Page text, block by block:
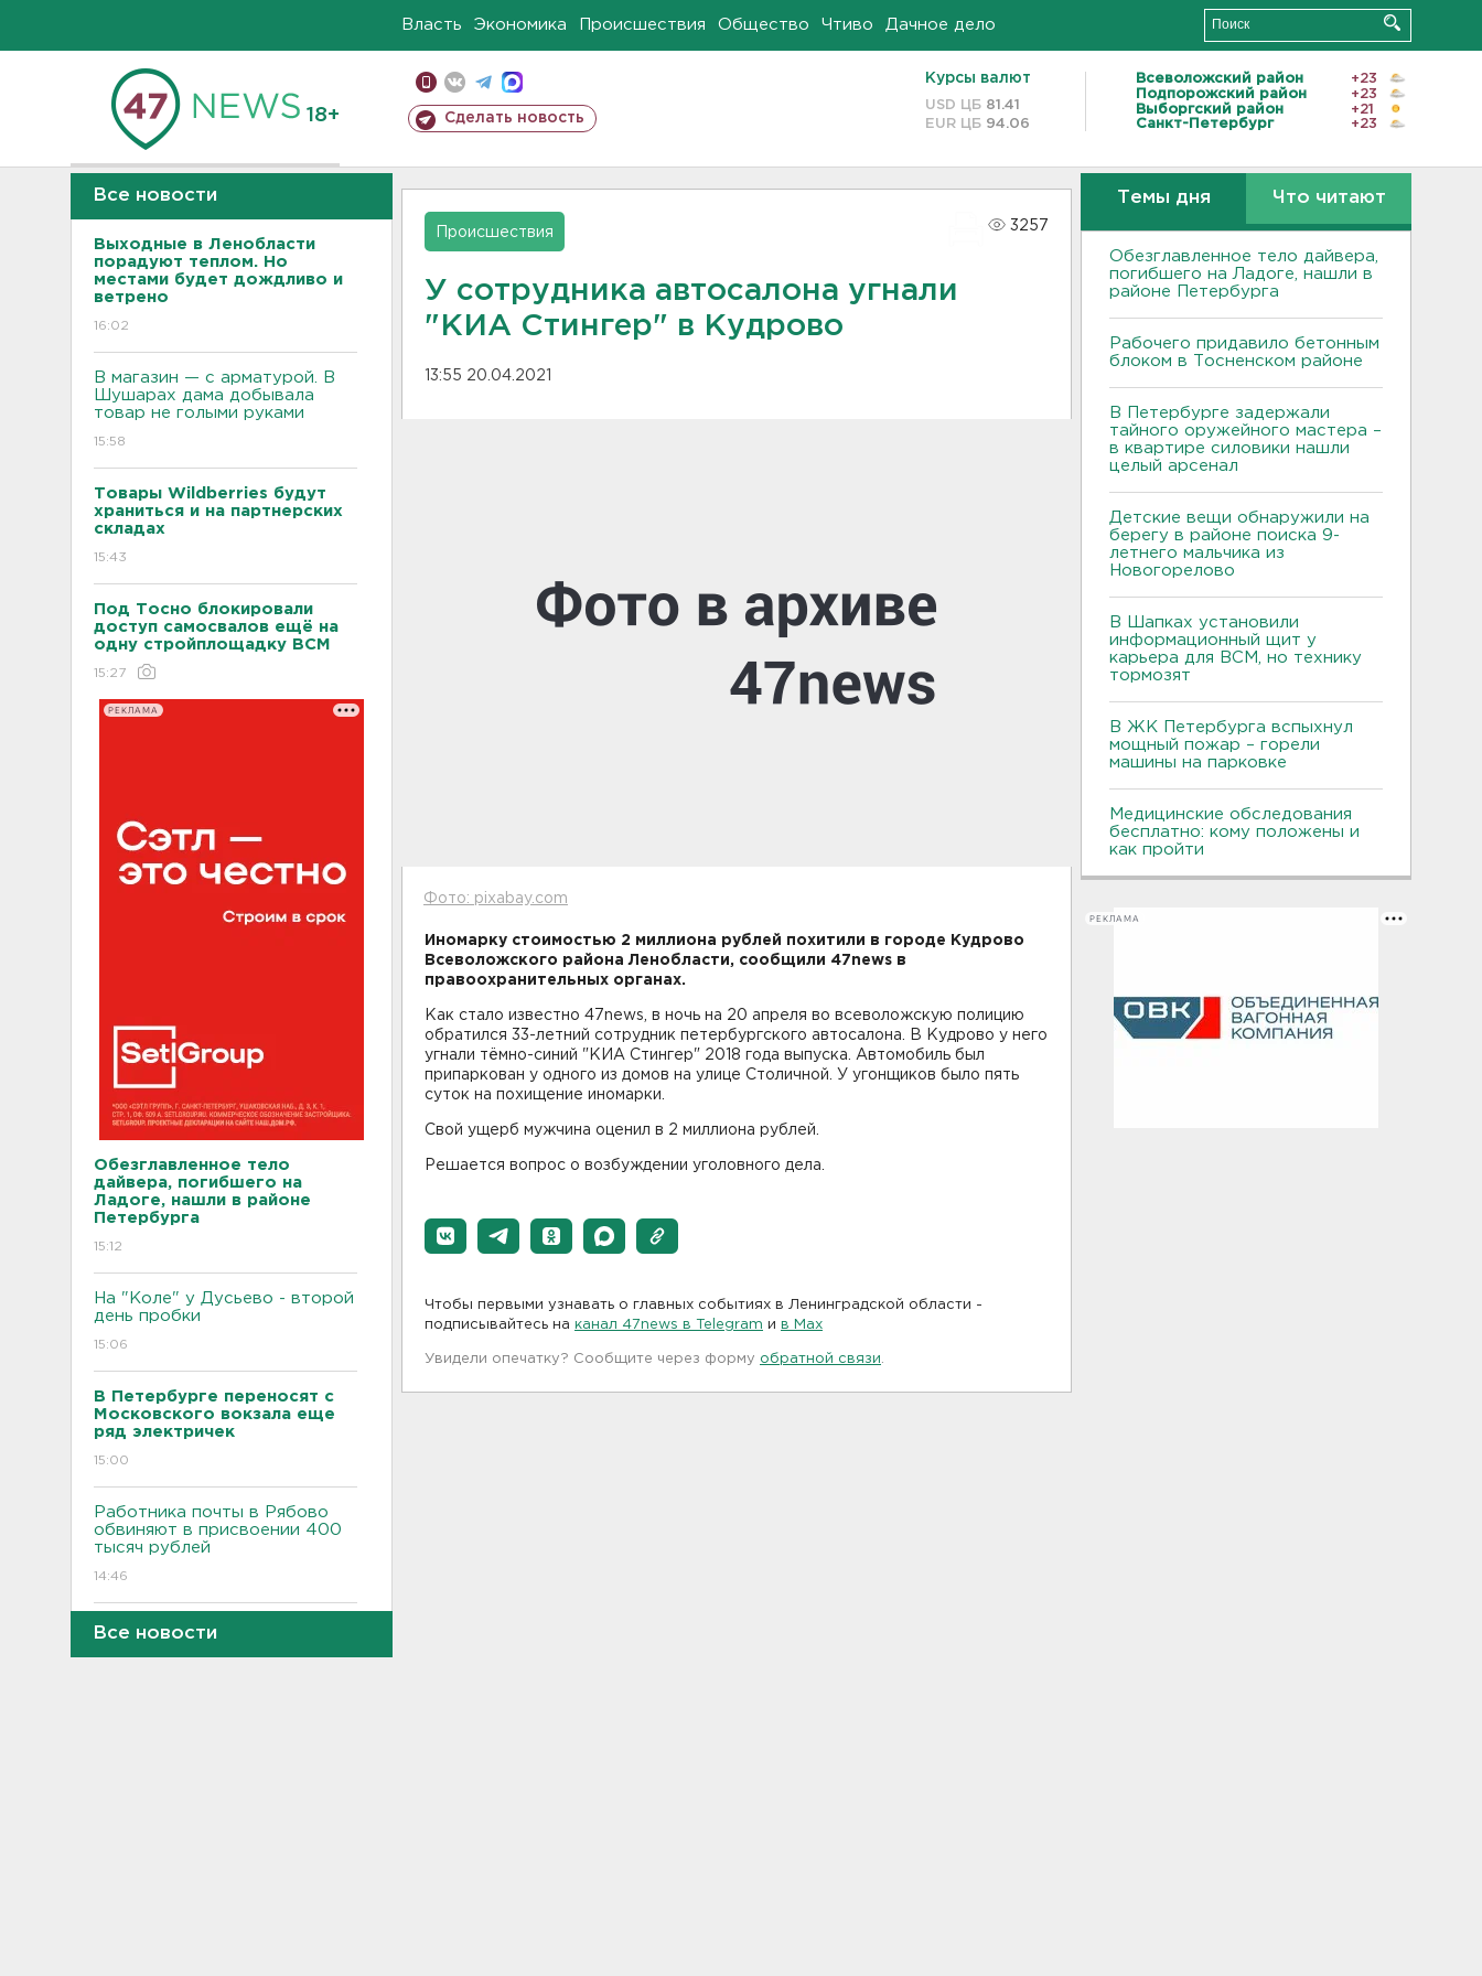
Власть Экономика Происшествия Общество Чтиво Дачное дело
18+ Сделать новость
Курсы валют
USD ЦБ 81.41
EUR ЦБ 94.06
Всеволожский район
+23
Подпорожский район
+23
Выборгский район
+21
Санкт-Петербург
+23
Все новости
Выходные в Ленобласти
порадуют теплом. Но
местами будет дождливо и
ветрено
16:02
В магазин — с арматурой. В
Шушарах дама добывала
товар не голыми руками
15:58
Товары Wildberries будут
храниться и на партнерских
складах
15:43
Под Тосно блокировали
доступ самосвалов ещё на
одну стройплощадку ВСМ
15:27
РЕКЛАМА
Обезглавленное тело
дайвера, погибшего на
Ладоге, нашли в районе
Петербурга
15:12
На "Коле" у Дусьево - второй
день пробки
15:06
В Петербурге переносят с
Московского вокзала еще
ряд электричек
15:00
Работника почты в Рябово
обвиняют в присвоении 400
тысяч рублей
14:46
Верховный суд просят снять
Все новости
Происшествия
3257
У сотрудника автосалона угнали
"КИА Стингер" в Кудрово
13:55 20.04.2021
Фото: pixabay.com
Иномарку стоимостью 2 миллиона рублей похитили в городе Кудрово
Всеволожского района Ленобласти, сообщили 47news в
правоохранительных органах.
Как стало известно 47news, в ночь на 20 апреля во всеволожскую полицию
обратился 33-летний сотрудник петербургского автосалона. В Кудрово у него
угнали тёмно-синий "КИА Стингер" 2018 года выпуска. Автомобиль был
припаркован у одного из домов на улице Столичной. У угонщиков было пять
суток на похищение иномарки.
Свой ущерб мужчина оценил в 2 миллиона рублей.
Решается вопрос о возбуждении уголовного дела.
Чтобы первыми узнавать о главных событиях в Ленинградской области -
подписывайтесь на канал 47news в Telegram и в Maх
Увидели опечатку? Сообщите через форму обратной связи
Темы дня Что читают
Обезглавленное тело дайвера,
погибшего на Ладоге, нашли в
районе Петербурга
Рабочего придавило бетонным
блоком в Тосненском районе
В Петербурге задержали
тайного оружейного мастера –
в квартире силовики нашли
целый арсенал
Детские вещи обнаружили на
берегу в районе поиска 9-
летнего мальчика из
Новогорелово
В Шапках установили
информационный щит у
карьера для ВСМ, но технику
тормозят
В ЖК Петербурга вспыхнул
мощный пожар – горели
машины на парковке
Медицинские обследования
бесплатно: кому положены и
как пройти
РЕКЛАМА